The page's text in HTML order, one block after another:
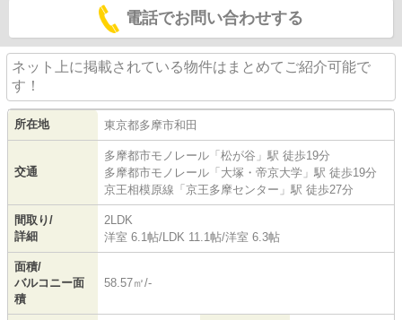
電話でお問い合わせする
ネット上に掲載されている物件はまとめてご紹介可能で
す！
所在地 東京都多摩市和田
交通
多摩都市モノレール 「松が谷 」駅 徒歩19分
多摩都市モノレール 「大塚・帝京大学 」駅 徒歩19分
京王相模原線 「京王多摩センター 」駅 徒歩27分
間取り/
詳細
2LDK
洋室 6.1帖/LDK 11.1帖/洋室 6.3帖
面積/
バルコニー面
積
58.57㎡/-